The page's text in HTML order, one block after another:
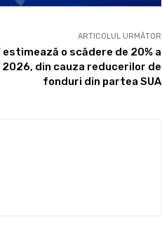
ARTICOLUL URMĂTOR
estimează o scădere de 20% a
din cauza reducerilor de
fonduri din partea SUA